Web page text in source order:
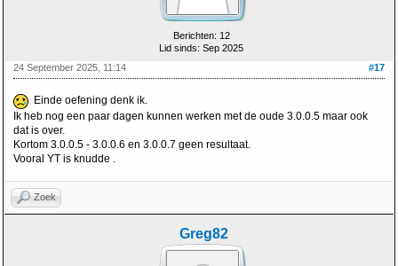
Berichten: 12
Lid sinds: Sep 2025
#17
24 September 2025, 11:14
Einde oefening denk ik.
Ik heb nog een paar dagen kunnen werken met de oude 3.0.0.5 maar ook
dat is over.
Kortom 3.0.0.5 - 3.0.0.6 en 3.0.0.7 geen resultaat.
Vooral YT is knudde .
Zoek
Greg82